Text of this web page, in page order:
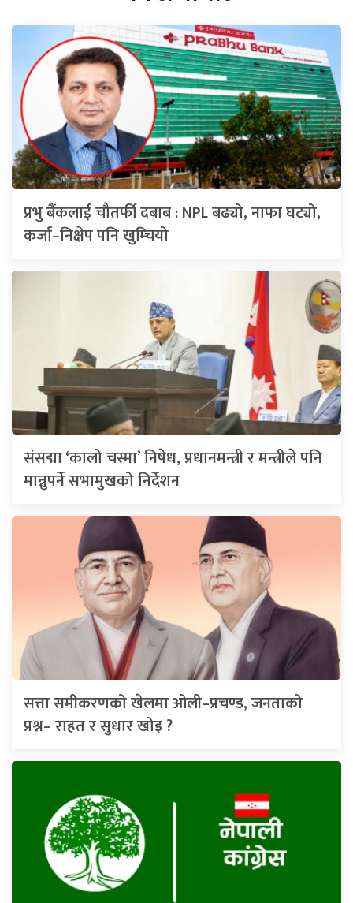
प्रभु बैंकलाई चौतर्फी दबाब : NPL बढ्यो, नाफा घट्यो,
कर्जा–निक्षेप पनि खुम्चियो
संसद्मा ‘कालो चस्मा’ निषेध, प्रधानमन्त्री र मन्त्रीले पनि
मान्नुपर्ने सभामुखको निर्देशन
सत्ता समीकरणको खेलमा ओली–प्रचण्ड, जनताको
प्रश्न– राहत र सुधार खोइ ?